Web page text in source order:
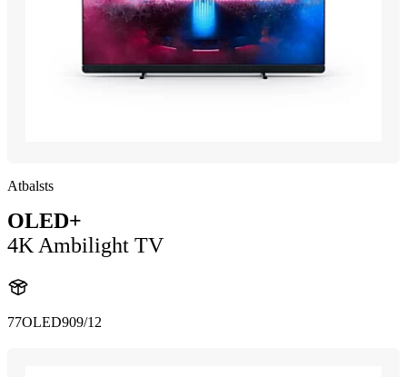
Atbalsts
OLED+
4K Ambilight TV
77OLED909/12